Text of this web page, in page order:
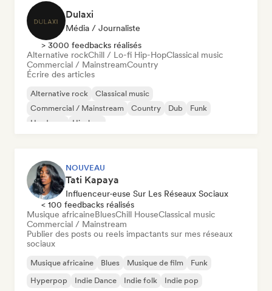
Dulaxi
Média / Journaliste
> 3000 feedbacks réalisés
Alternative rockChill / Lo-fi Hip-HopClassical music
Commercial / MainstreamCountry
Écrire des articles
Alternative rock
Classical music
Commercial / Mainstream
Country Dub
Funk
Hardcore
Hip-hop
NOUVEAU
Tati Kapaya
Influenceur·euse Sur Les Réseaux Sociaux
< 100 feedbacks réalisés
Musique africaineBluesChill HouseClassical music
Commercial / Mainstream
Publier des posts ou reels impactants sur mes réseaux
sociaux
Musique africaine Blues Musique de film
Funk
Hyperpop
Indie Dance Indie folk Indie pop